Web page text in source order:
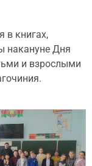
в книгах,
накануне Дня
и взрослыми